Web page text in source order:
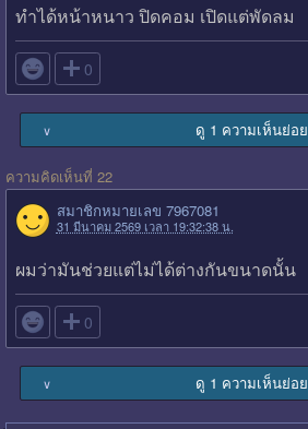
ทำได้หน้าหนาว ปิดคอม เปิดแต่พัดลม
 0
∨ ดู 1 ความเห็นย่อย
ความคิดเห็นที่ 22
สมาชิกหมายเลข 7967081
31 มีนาคม 2569 เวลา 19:32:38 น.
ผมว่ามันช่วยแต่ไม่ได้ต่างกันขนาดนั้น
 0
∨ ดู 1 ความเห็นย่อย